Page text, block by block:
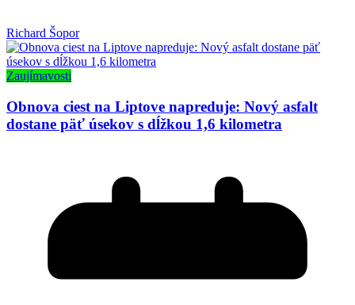
Richard Šopor
Zaujímavosti
Obnova ciest na Liptove napreduje: Nový asfalt
dostane päť úsekov s dĺžkou 1,6 kilometra